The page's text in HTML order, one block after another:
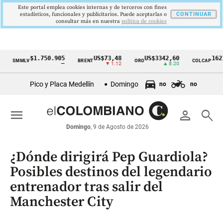
Cintillo
económicos
Colombia
$1.750.905 BRENT US$73,48
▼ 1.12
ORO US$3342,60 COLCAP1621,34
Pico y Placa Medellín Domingo no no
person search
Domingo, 9 de Agosto de 2026
menu
¿Dónde dirigirá Pep Guardiola?
Posibles destinos del legendario
entrenador tras salir del
Manchester City
Este portal emplea cookies internas y de terceros con fines
estadísticos, funcionales y publicitarios. Puede aceptarlas o
consultar más en nuestra politica de cookies
CONTINUAR